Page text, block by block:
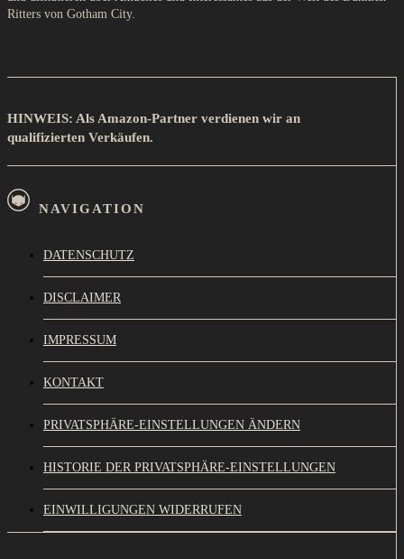
Ritters von Gotham City.
HINWEIS: Als Amazon-Partner verdienen wir an
qualifizierten Verkäufen.
NAVIGATION
DATENSCHUTZ
DISCLAIMER
IMPRESSUM
KONTAKT
PRIVATSPHÄRE-EINSTELLUNGEN ÄNDERN
HISTORIE DER PRIVATSPHÄRE-EINSTELLUNGEN
EINWILLIGUNGEN WIDERRUFEN